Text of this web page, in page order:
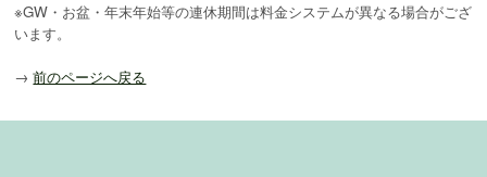
※GW・お盆・年末年始等の連休期間は料金システムが異なる場合がござ
います。
→ 前のページへ戻る